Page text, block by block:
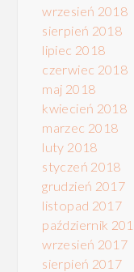
wrzesień 2018
sierpień 2018
lipiec 2018
czerwiec 2018
maj 2018
kwiecień 2018
marzec 2018
luty 2018
styczeń 2018
grudzień 2017
listopad 2017
październik
wrzesień 2017
sierpień 2017